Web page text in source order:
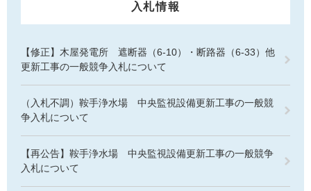
入札情報
【修正】木屋発電所 遮断器（6-10）・断路器（6-33）他
更新工事の一般競争入札について
（入札不調）鞍手浄水場 中央監視設備更新工事の一般競
争入札について
【再公告】鞍手浄水場 中央監視設備更新工事の一般競争
入札について